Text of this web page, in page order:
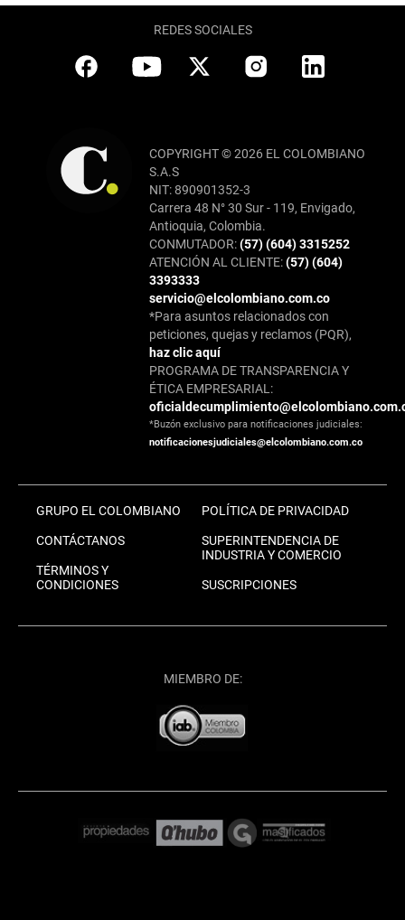
REDES SOCIALES
COPYRIGHT © 2026 EL COLOMBIANO
S.A.S
NIT: 890901352-3
Carrera 48 N° 30 Sur - 119, Envigado,
Antioquia, Colombia.
CONMUTADOR:(57) (604) 3315252
ATENCIÓN AL CLIENTE:(57) (604)
3393333
servicio@elcolombiano.com.co
*Para asuntos relacionados con
peticiones, quejas y reclamos (PQR),
haz clic aquí
PROGRAMA DE TRANSPARENCIA Y
ÉTICA EMPRESARIAL:
*Buzón exclusivo para notificaciones judiciales:
notificacionesjudiciales@elcolombiano.com.co
GRUPO EL COLOMBIANO
CONTÁCTANOS
TÉRMINOS Y
CONDICIONES
POLÍTICA DE PRIVACIDAD
SUPERINTENDENCIA DE
INDUSTRIA Y COMERCIO
SUSCRIPCIONES
MIEMBRO DE: